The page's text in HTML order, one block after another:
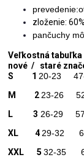
zloženie:
pančuchy
Veľkostná tabuľka
nové / staré
S 1 20-23
M 2 23-26
L 3 26-29
XL 429-32
XXL 532-35